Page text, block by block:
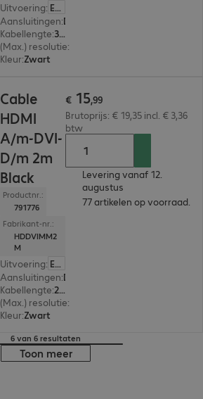
Uitvoering: Europa
Aansluitingen:
Kabellengte: 3 m
(Max.) resolutie:
Kleur:Zwart
Cable
HDMI
A/m-DVI-
D/m 2m
Black
Productnr.:
791776
Fabrikant-nr.:
HDDVIMM2
M
Uitvoering: Europa
Aansluitingen:
Kabellengte: 2 m
(Max.) resolutie:
Kleur:Zwart
€ 15,99
Brutoprijs: € 19,35 incl. € 3,36
btw
Levering vanaf 12.
augustus
77 artikelen op voorraad.
6 van 6 resultaten
Toon meer